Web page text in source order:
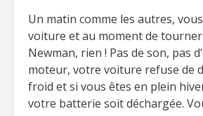
Un matin comme les autres,
voiture et au moment de tourner
Newman, rien ! Pas de son, pas
moteur, votre voiture refuse de
froid et si vous êtes en plein
votre batterie soit déchargée.